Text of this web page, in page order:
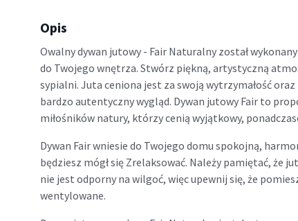
Opis
Owalny dywan jutowy - Fair Naturalny został
do Twojego wnętrza. Stwórz piękną, artystyczną
sypialni. Juta ceniona jest za swoją wytrzymałość
bardzo autentyczny wygląd. Dywan jutowy Fair to
miłośników natury, którzy cenią wyjątkowy,
Dywan Fair wniesie do Twojego domu spokojną,
będziesz mógł się Zrelaksować. Należy pamiętać, że
nie jest odporny na wilgoć, więc upewnij się, że
wentylowane.